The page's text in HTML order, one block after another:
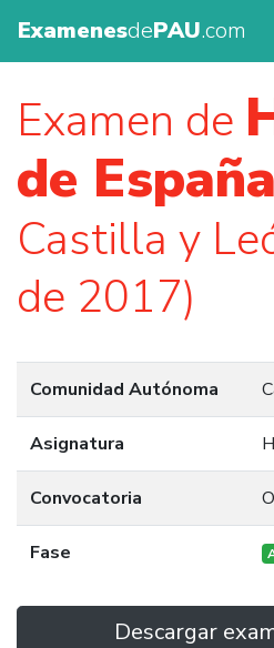
ExamenesdePAU.com
Examen de
de España
Castilla y
de 2017)
Comunidad Autónoma
Asignatura
Convocatoria
Fase
Descargar